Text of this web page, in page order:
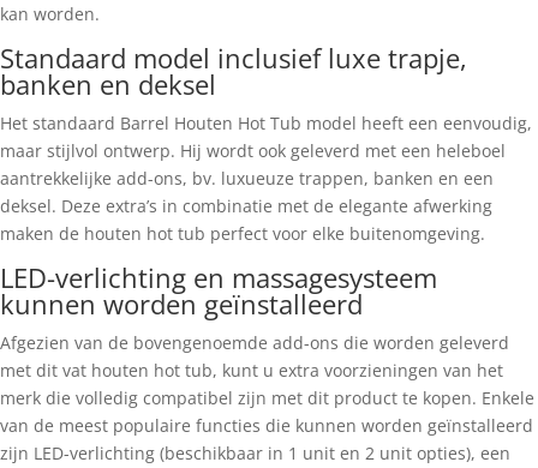
kan worden.
Standaard model inclusief luxe trapje,
banken en deksel
Het standaard Barrel Houten Hot Tub model heeft een eenvoudig,
maar stijlvol ontwerp. Hij wordt ook geleverd met een heleboel
aantrekkelijke add-ons, bv. luxueuze trappen, banken en een
deksel. Deze extra’s in combinatie met de elegante afwerking
maken de houten hot tub perfect voor elke buitenomgeving.
LED-verlichting en massagesysteem
kunnen worden geïnstalleerd
Afgezien van de bovengenoemde add-ons die worden geleverd
met dit vat houten hot tub, kunt u extra voorzieningen van het
merk die volledig compatibel zijn met dit product te kopen. Enkele
van de meest populaire functies die kunnen worden geïnstalleerd
zijn LED-verlichting (beschikbaar in 1 unit en 2 unit opties), een